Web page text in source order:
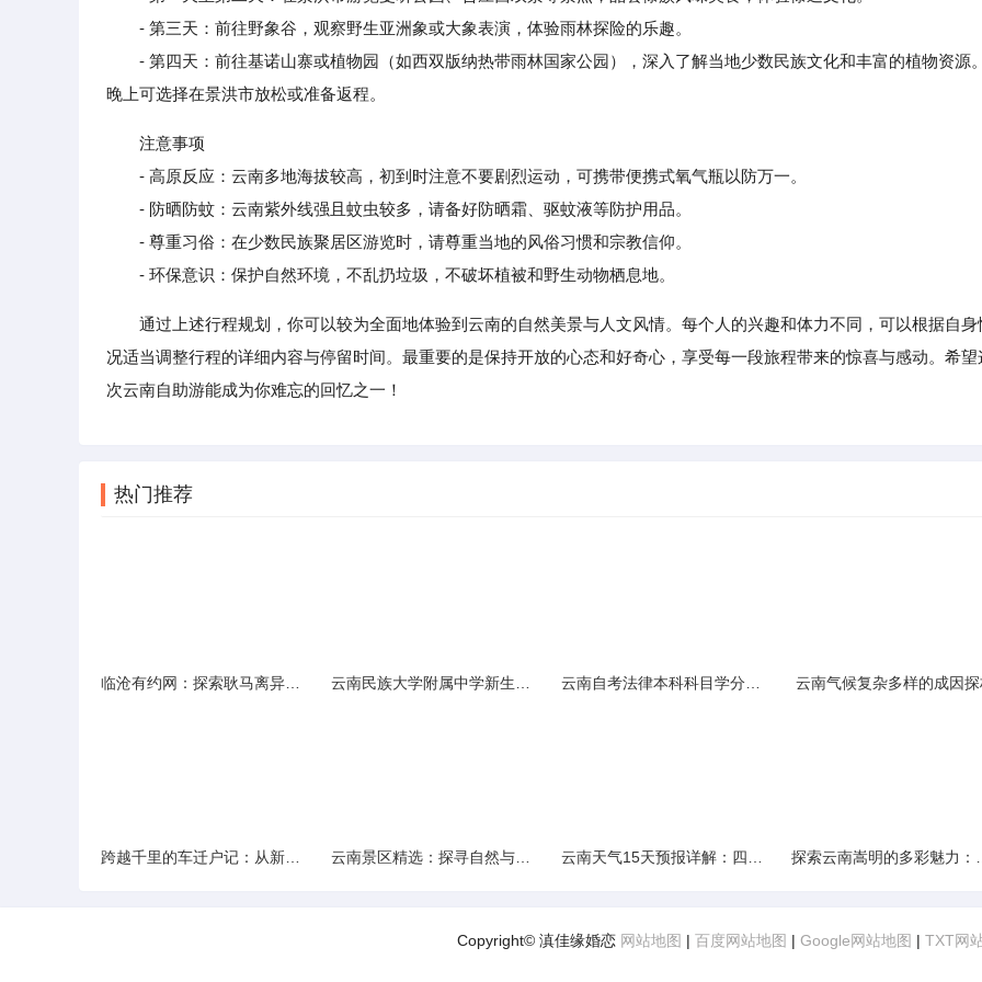
- 第三天：前往野象谷，观察野生亚洲象或大象表演，体验雨林探险的乐趣。
- 第四天：前往基诺山寨或植物园（如西双版纳热带雨林国家公园），深入了解当地少数民族文化和丰富的植物资源。
晚上可选择在景洪市放松或准备返程。
注意事项
- 高原反应：云南多地海拔较高，初到时注意不要剧烈运动，可携带便携式氧气瓶以防万一。
- 防晒防蚊：云南紫外线强且蚊虫较多，请备好防晒霜、驱蚊液等防护用品。
- 尊重习俗：在少数民族聚居区游览时，请尊重当地的风俗习惯和宗教信仰。
- 环保意识：保护自然环境，不乱扔垃圾，不破坏植被和野生动物栖息地。
通过上述行程规划，你可以较为全面地体验到云南的自然美景与人文风情。每个人的兴趣和体力不同，可以根据自身
况适当调整行程的详细内容与停留时间。最重要的是保持开放的心态和好奇心，享受每一段旅程带来的惊喜与感动。希望
次云南自助游能成为你难忘的回忆之一！
热门推荐
云南气候复杂多样的成因
Copyright© 滇佳缘婚恋 网站地图 | 百度网站地图 | Google网站地图 | TXT网